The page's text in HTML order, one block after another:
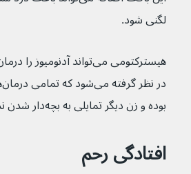
لگنی شود.
هیسترکتومی می‌تواند
بوده و زن دیگر تمایلی به بچه‌دار شدن نداشته باشد.
افتادگی رحم